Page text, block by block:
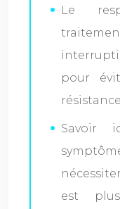
Le
pour
Savoir
est